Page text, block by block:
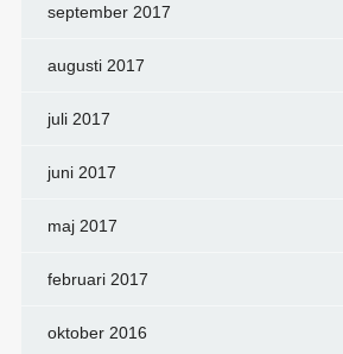
september 2017
augusti 2017
juli 2017
juni 2017
maj 2017
februari 2017
oktober 2016